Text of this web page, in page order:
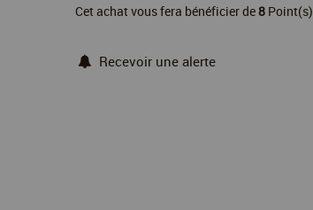
Cet achat vous fera bénéficier de8 Point(s)
Recevoir une alerte